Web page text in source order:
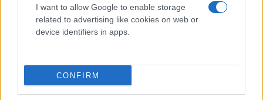
I want to allow Google to enable storage
related to advertising like cookies on web or
device identifiers in apps.
CONFIRM
FLASH FOCUS